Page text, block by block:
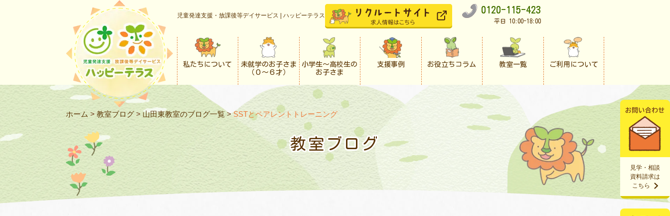
児童発達支援・放課後等デイサービス | ハッピーテラス
0120-115-423
平日 10:00-18:00
私たちについて
未就学のお子さま
（０〜６才）
小学生〜高校生の
お子さま
支援事例 お役立ちコラム 教室一覧 ご利用について
見学・相談
資料請求は
こちら
ホーム > 教室ブログ > 山田東教室のブログ一覧>SSTとペアレントトレーニング
教室ブログ